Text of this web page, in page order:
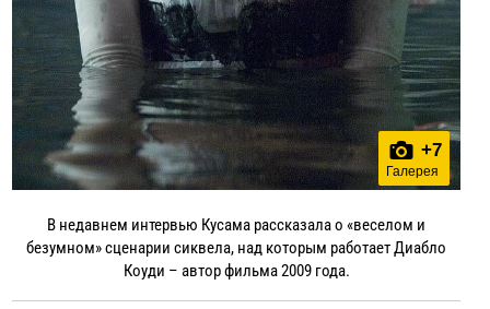
+7
Галерея
В недавнем интервью Кусама рассказала о «веселом и
безумном» сценарии сиквела, над которым работает Диабло
Коуди – автор фильма 2009 года.